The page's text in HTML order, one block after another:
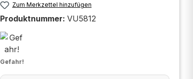
Zum Merkzettel hinzufügen
Produktnummer: VU5812
Gefahr!